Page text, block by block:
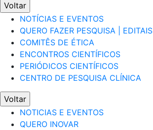
Voltar
NOTÍCIAS E EVENTOS
QUERO FAZER PESQUISA | EDITAIS
COMITÊS DE ÉTICA
ENCONTROS CIENTÍFICOS
PERIÓDICOS CIENTÍFICOS
CENTRO DE PESQUISA CLÍNICA
Voltar
NOTICIAS E EVENTOS
QUERO INOVAR